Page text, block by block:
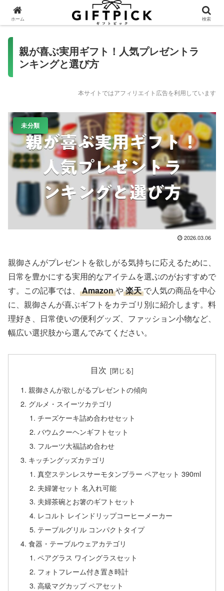
親が喜ぶ実用ギフト！人気プレゼントラ
ンキングと選び方
本サイトではアフィリエイト広告を利用しています
未分類
2026.03.06
親御さんがプレゼントを欲しがる気持ちに応えるために、
日常を豊かにする実用的なアイテムを選ぶのがおすすめで
す。この記事では、
Amazonや楽天 で人気の商品を中心
に、親御さんが喜ぶギフトをカテゴリ別に紹介します。料
理好き、日常使いの便利グッズ、ファッション小物など、
幅広い選択肢から選んでみてください。
目次
親御さんが欲しがるプレゼントの傾向
グルメ・スイーツカテゴリ
チーズケーキ詰め合わせセット
バウムクーヘンギフトセット
フルーツ大福詰め合わせ
キッチングッズカテゴリ
真空ステンレスサーモタンブラー ペアセット 390ml
夫婦箸セット 名入れ可能
夫婦茶碗とお箸のギフトセット
レコルト レインドリップコーヒーメーカー
テーブルグリル コンパクトタイプ
食器・テーブルウェアカテゴリ
ペアグラス ワイングラスセット
フォトフレーム付き置き時計
高級マグカップ ペアセット
ホーム 検索